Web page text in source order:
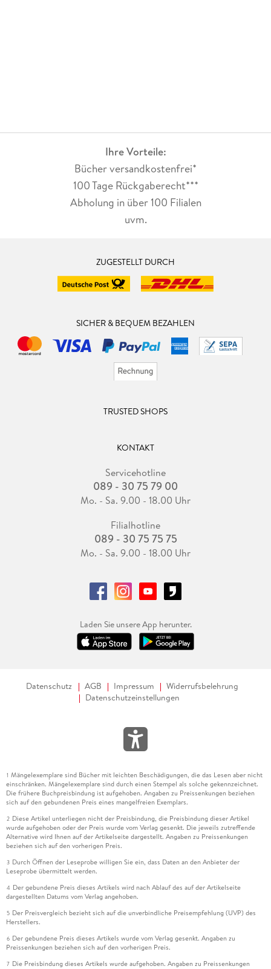
Ihre Vorteile:
Bücher versandkostenfrei*
100 Tage Rückgaberecht***
Abholung in über 100 Filialen
uvm.
ZUGESTELLT DURCH
SICHER & BEQUEM BEZAHLEN
TRUSTED SHOPS
KONTAKT
Servicehotline
089 - 30 75 79 00
Mo. - Sa. 9.00 - 18.00 Uhr
Filialhotline
089 - 30 75 75 75
Mo. - Sa. 9.00 - 18.00 Uhr
Laden Sie unsere App herunter.
Datenschutz AGB Impressum
Widerrufsbelehrung
Datenschutzeinstellungen
1 Mängelexemplare sind Bücher mit leichten Beschädigungen, die das Lesen aber nicht
einschränken. Mängelexemplare sind durch einen Stempel als solche gekennzeichnet.
Die frühere Buchpreisbindung ist aufgehoben. Angaben zu Preissenkungen beziehen
sich auf den gebundenen Preis eines mangelfreien Exemplars.
2 Diese Artikel unterliegen nicht der Preisbindung, die Preisbindung dieser Artikel
wurde aufgehoben oder der Preis wurde vom Verlag gesenkt. Die jeweils zutreffende
Alternative wird Ihnen auf der Artikelseite dargestellt. Angaben zu Preissenkungen
beziehen sich auf den vorherigen Preis.
3 Durch Öffnen der Leseprobe willigen Sie ein, dass Daten an den Anbieter der
Leseprobe übermittelt werden.
4 Der gebundene Preis dieses Artikels wird nach Ablauf des auf der Artikelseite
dargestellten Datums vom Verlag angehoben.
5 Der Preisvergleich bezieht sich auf die unverbindliche Preisempfehlung (UVP) des
Herstellers.
6 Der gebundene Preis dieses Artikels wurde vom Verlag gesenkt. Angaben zu
Preissenkungen beziehen sich auf den vorherigen Preis.
7 Die Preisbindung dieses Artikels wurde aufgehoben. Angaben zu Preissenkungen